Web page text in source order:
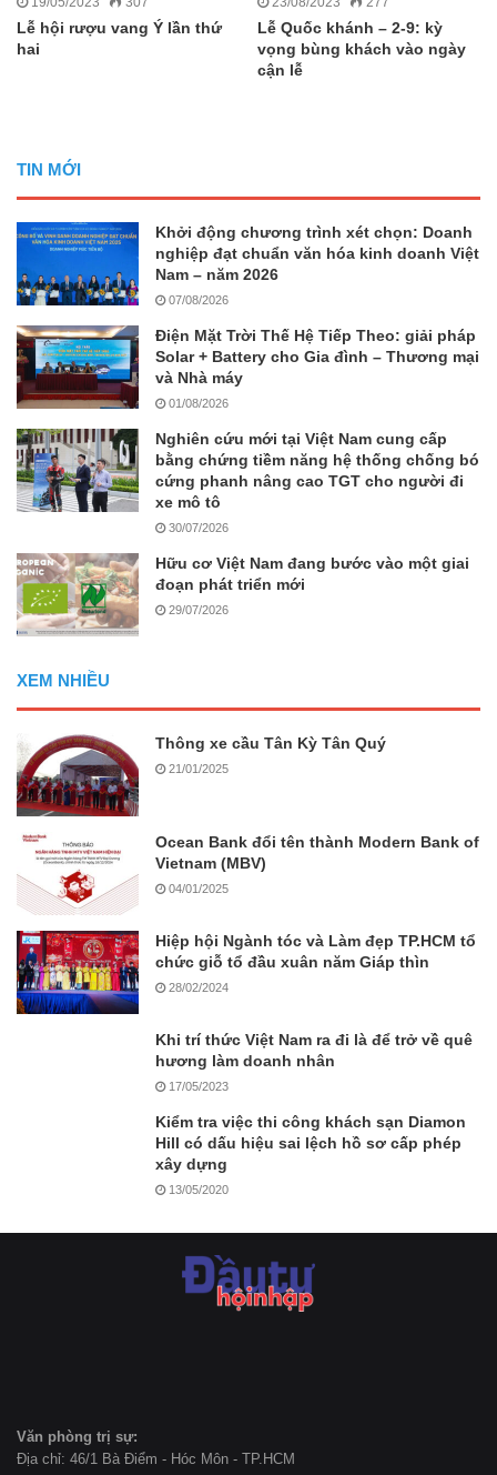
Lễ hội rượu vang Ý lần thứ
hai
Lễ Quốc khánh – 2-9: kỳ
vọng bùng khách vào ngày
cận lễ
TIN MỚI
Khởi động chương trình xét chọn: Doanh
nghiệp đạt chuẩn văn hóa kinh doanh Việt
Nam – năm 2026
07/08/2026
Điện Mặt Trời Thế Hệ Tiếp Theo: giải pháp
Solar + Battery cho Gia đình – Thương mại
và Nhà máy
01/08/2026
Nghiên cứu mới tại Việt Nam cung cấp
bằng chứng tiềm năng hệ thống chống bó
cứng phanh nâng cao TGT cho người đi
xe mô tô
30/07/2026
Hữu cơ Việt Nam đang bước vào một giai
đoạn phát triển mới
29/07/2026
XEM NHIỀU
Thông xe cầu Tân Kỳ Tân Quý
21/01/2025
Ocean Bank đổi tên thành Modern Bank of
Vietnam (MBV)
04/01/2025
Hiệp hội Ngành tóc và Làm đẹp TP.HCM tổ
chức giỗ tổ đầu xuân năm Giáp thìn
28/02/2024
Khi trí thức Việt Nam ra đi là để trở về quê
hương làm doanh nhân
17/05/2023
Kiểm tra việc thi công khách sạn Diamon
Hill có dấu hiệu sai lệch hồ sơ cấp phép
xây dựng
13/05/2020
Văn phòng trị sự:
Địa chỉ: 46/1 Bà Điểm - Hóc Môn - TP.HCM